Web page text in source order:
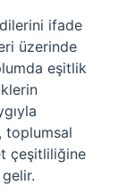
ifade
üzerinde
eşitlik
toplumsal
çeşitliliğine
gelir.